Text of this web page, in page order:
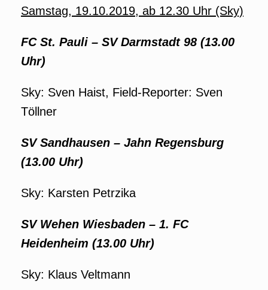
Samstag, 19.10.2019, ab 12.30 Uhr (Sky)
FC St. Pauli – SV Darmstadt 98 (13.00
Uhr)
Sky: Sven Haist, Field-Reporter: Sven
Töllner
SV Sandhausen – Jahn Regensburg
(13.00 Uhr)
Sky: Karsten Petrzika
SV Wehen Wiesbaden – 1. FC
Heidenheim (13.00 Uhr)
Sky: Klaus Veltmann